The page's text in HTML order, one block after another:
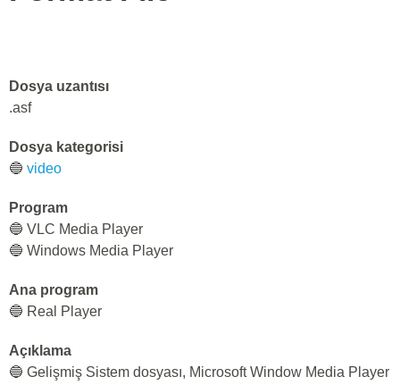
Dosya uzantısı
.asf
Dosya kategorisi
🔵 video
Program
🔵 VLC Media Player
🔵 Windows Media Player
Ana program
🔵 Real Player
Açıklama
🔵 Gelişmiş Sistem dosyası, Microsoft Window Media Player